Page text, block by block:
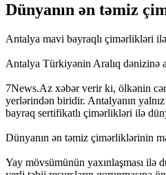
Dünyanın ən təmiz
Antalya mavi bayraqlı çimərlikləri
Antalya Türkiyənin Aralıq dənizinə
7News.Az xəbər verir ki, ölkənin
yerlərindən biridir. Antalyanın
bayraq sertifikatlı çimərlikləri ilə
Dünyanın ən təmiz çimərliklərinin
Yay mövsümünün yaxınlaşması ilə